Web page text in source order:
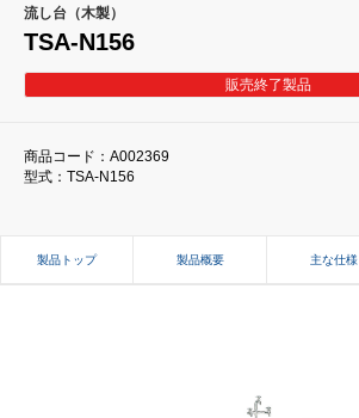
流し台（木製）
TSA-N156
販売終了製品
商品コード：A002369
型式：TSA-N156
製品トップ 製品概要 主な仕様